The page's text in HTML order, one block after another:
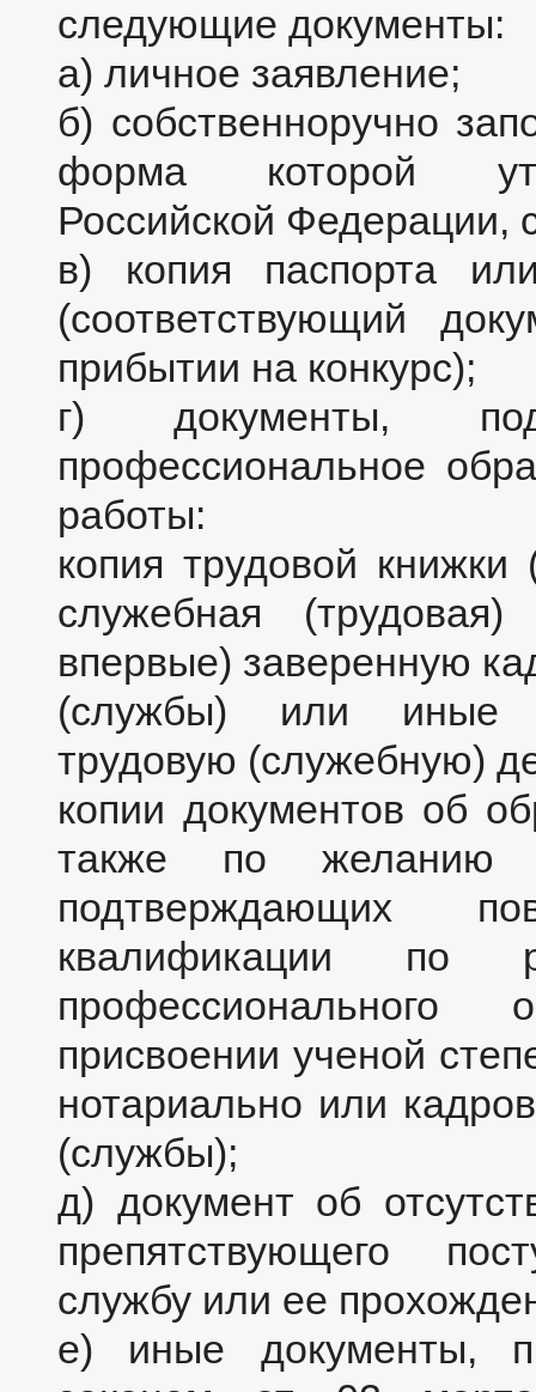
следующие документы:
а) личное заявление;
б) собственноручно
форма которой
Российской
в) копия паспорта
(соответствующий
прибытии на конкурс);
г) документы,
профессиональное
работы:
копия трудовой книжки
служебная (трудовая)
впервые) заверенную
(службы) или иные
трудовую (служебную)
копии документов об
также по желанию
подтверждающих
квалификации по
профессионального
присвоении ученой
нотариально или
(службы);
д) документ об
препятствующего
службу или ее
е) иные документы,